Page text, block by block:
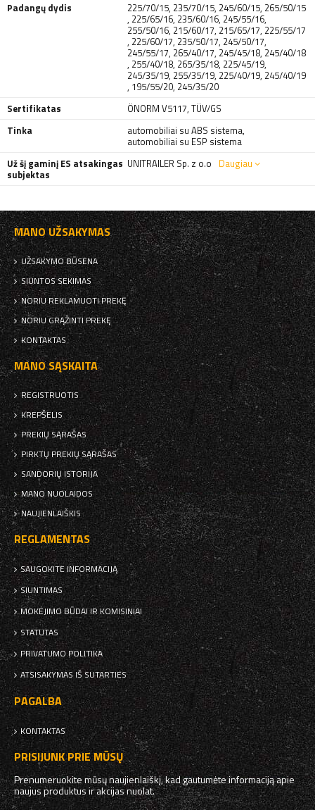
Padangų dydis
225/70/15, 235/70/15, 245/60/15, 265/50/15
, 225/65/16, 235/60/16, 245/55/16,
255/50/16, 215/60/17, 215/65/17, 225/55/17
, 225/60/17, 235/50/17, 245/50/17,
245/55/17, 265/40/17, 245/45/18, 245/40/18
, 255/40/18, 265/35/18, 225/45/19,
245/35/19, 255/35/19, 225/40/19, 245/40/19
, 195/55/20, 245/35/20
Sertifikatas
ÖNORM V5117,TÜV/GS
Tinka
automobiliai su ABS sistema,
automobiliai su ESP sistema
Už šį gaminį ES atsakingas
subjektas
UNITRAILER Sp. z o.o Daugiau
MANO UŽSAKYMAS
UŽSAKYMO BŪSENA
SIUNTOS SEKIMAS
NORIU REKLAMUOTI PREKĘ
NORIU GRĄŽINTI PREKĘ
KONTAKTAS
MANO SĄSKAITA
REGISTRUOTIS
KREPŠELIS
PREKIŲ SĄRAŠAS
PIRKTŲ PREKIŲ SĄRAŠAS
SANDORIŲ ISTORIJA
MANO NUOLAIDOS
NAUJIENLAIŠKIS
REGLAMENTAS
SAUGOKITE INFORMACIJĄ
SIUNTIMAS
MOKĖJIMO BŪDAI IR KOMISINIAI
STATUTAS
PRIVATUMO POLITIKA
ATSISAKYMAS IŠ SUTARTIES
PAGALBA
KONTAKTAS
PRISIJUNK PRIE MŪSŲ
Prenumeruokite mūsų naujienlaiškį, kad gautumėte informaciją apie
naujus produktus ir akcijas nuolat.